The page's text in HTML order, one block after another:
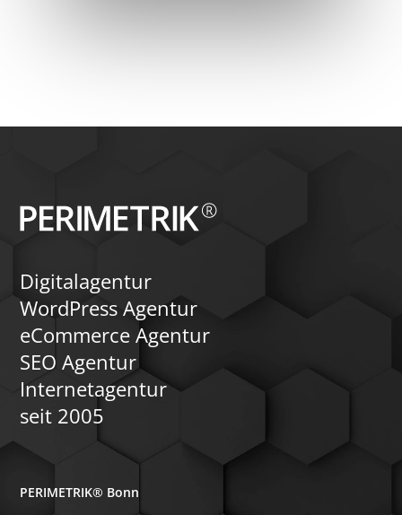
Digitalagentur
WordPress Agentur
eCommerce Agentur
SEO Agentur
Internetagentur
seit 2005
PERIMETRIK® Bonn